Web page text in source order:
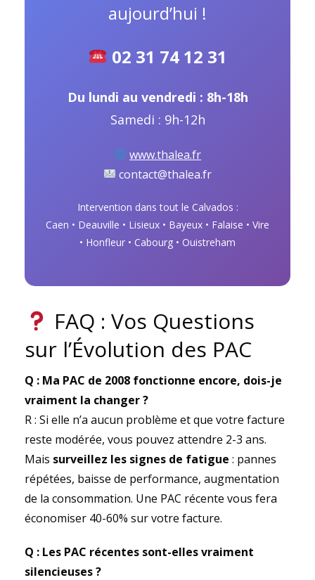
aujourd’hui !
02 31 74 12 31
Du lundi au vendredi : 8h-18h
Samedi : 9h-12h
www.thalea.fr
contact@thalea.fr
Intervention dans tout le Calvados :
Caen • Deauville • Lisieux • Bayeux • Falaise • Vire
• Honfleur • Cabourg • Ouistreham
FAQ : Vos Questions
sur l’Évolution des PAC
Q : Ma PAC de 2008 fonctionne encore, dois-je
vraiment la changer ?
R : Si elle n’a aucun problème et que votre facture
reste modérée, vous pouvez attendre 2-3 ans.
Mais surveillez les signes de fatigue : pannes
répétées, baisse de performance, augmentation
de la consommation. Une PAC récente vous fera
économiser 40-60% sur votre facture.
Q : Les PAC récentes sont-elles vraiment
silencieuses ?